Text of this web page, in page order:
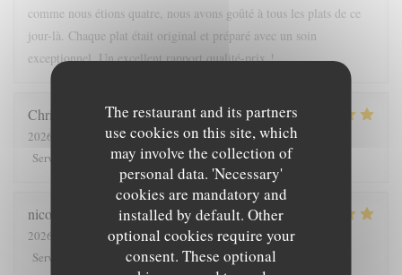
The restaurant and its partners
use cookies on this site, which
may involve the collection of
personal data. 'Necessary'
cookies are mandatory and
installed by default. Other
optional cookies require your
consent. These optional
comme nous étions quatre, nous avons goûté à tous les plats de ce
jour-là. Chaque plat était original et préparé avec un soin
exceptionnel. Un excellent rapport qualité-prix !
Christine
2026-08-06
- 19:00 - Guests 2
Service
Ambiance:5/5 Food: 5/5 Value:5 /5
nicolas
2026-08-06
- 13:00 - Guests 3
Service
Ambiance:5/5 Food:5/5 Value:5/5